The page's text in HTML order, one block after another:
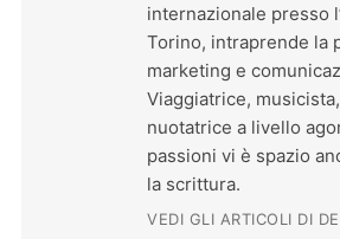
internazionale presso
Torino, intraprende la
marketing e
Viaggiatrice,
nuotatrice a livello
passioni vi è spazio
la scrittura.
VEDI GLI ARTICOLI DI